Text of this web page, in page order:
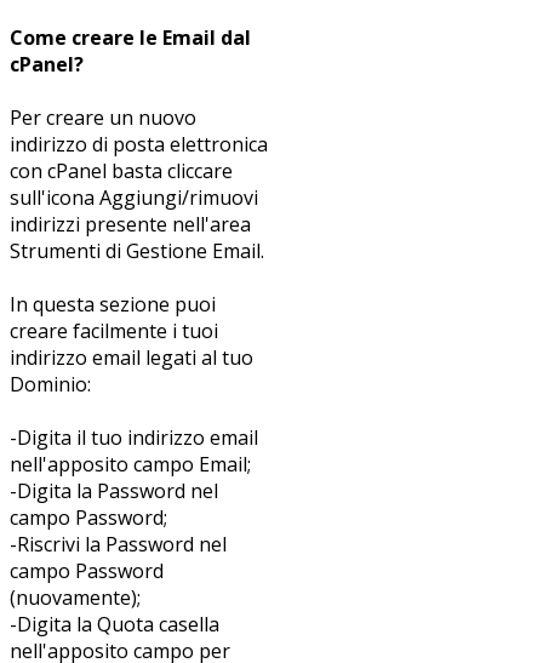
Come creare le Email dal
cPanel?
Per creare un nuovo
indirizzo di posta elettronica
con cPanel basta cliccare
sull'icona Aggiungi/rimuovi
indirizzi presente nell'area
Strumenti di Gestione Email.
In questa sezione puoi
creare facilmente i tuoi
indirizzo email legati al tuo
Dominio:
-Digita il tuo indirizzo email
nell'apposito campo Email;
-Digita la Password nel
campo Password;
-Riscrivi la Password nel
campo Password
(nuovamente);
-Digita la Quota casella
nell'apposito campo per